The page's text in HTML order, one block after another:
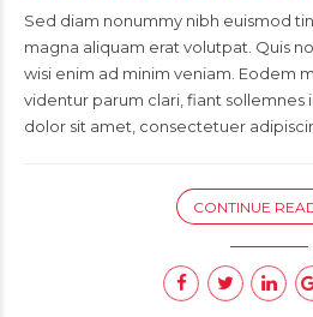
Sed diam nonummy nibh euismod
magna aliquam erat volutpat. Quis
wisi enim ad minim veniam. Eodem
videntur parum clari, fiant sollemnes
dolor sit amet, consectetuer
CONTINUE